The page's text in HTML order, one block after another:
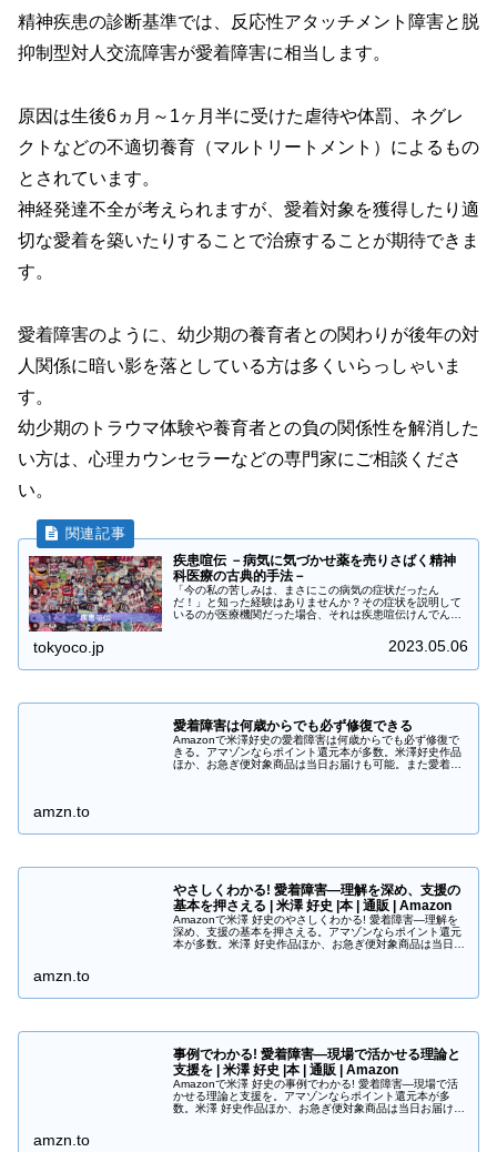
精神疾患の診断基準では、反応性アタッチメント障害と脱
抑制型対人交流障害が愛着障害に相当します。
原因は生後6ヵ月～1ヶ月半に受けた虐待や体罰、ネグレ
クトなどの不適切養育 （マルトリートメント） によるもの
とされています。
神経発達不全が考えられますが、愛着対象を獲得したり適
切な愛着を築いたりすることで治療することが期待できま
す。
愛着障害のように、幼少期の養育者との関わりが後年の対
人関係に暗い影を落としている方は多くいらっしゃいま
す。
幼少期のトラウマ体験や養育者との負の関係性を解消した
い方は、心理カウンセラーなどの専門家にご相談くださ
い。
疾患喧伝 －病気に気づかせ薬を売りさばく精神
科医療の古典的手法－
「今の私の苦しみは、まさにこの病気の症状だったん
だ！」と知った経験はありませんか？その症状を説明して
いるのが医療機関だった場合、それは疾患喧伝けんでんか
tokyoco.jp 2023.05.06
愛着障害は何歳からでも必ず修復できる
Amazonで米澤好史の愛着障害は何歳からでも必ず修復で
きる。アマゾンならポイント還元本が多数。米澤好史作品
ほか、お急ぎ便対象商品は当日お届けも可能。また愛着障
amzn.to
やさしくわかる! 愛着障害―理解を深め、支援の
基本を押さえる | 米澤 好史 |本 | 通販 | Amazon
Amazonで米澤 好史のやさしくわかる! 愛着障害―理解を
深め、支援の基本を押さえる。アマゾンならポイント還元
本が多数。米澤 好史作品ほか、お急ぎ便対象商品は当日お
amzn.to
事例でわかる! 愛着障害―現場で活かせる理論と
支援を | 米澤 好史 |本 | 通販 | Amazon
Amazonで米澤 好史の事例でわかる! 愛着障害―現場で活
かせる理論と支援を。アマゾンならポイント還元本が多
数。米澤 好史作品ほか、お急ぎ便対象商品は当日お届けも
amzn.to